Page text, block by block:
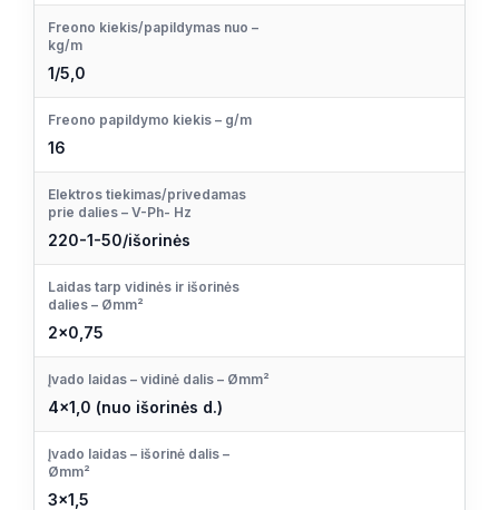
Freono kiekis/papildymas nuo –
kg/m
1/5,0
Freono papildymo kiekis – g/m
16
Elektros tiekimas/privedamas
prie dalies – V-Ph- Hz
220-1-50/išorinės
Laidas tarp vidinės ir išorinės
dalies – Ømm²
2×0,75
Įvado laidas – vidinė dalis – Ømm²
4×1,0 (nuo išorinės d.)
Įvado laidas – išorinė dalis –
Ømm²
3×1,5